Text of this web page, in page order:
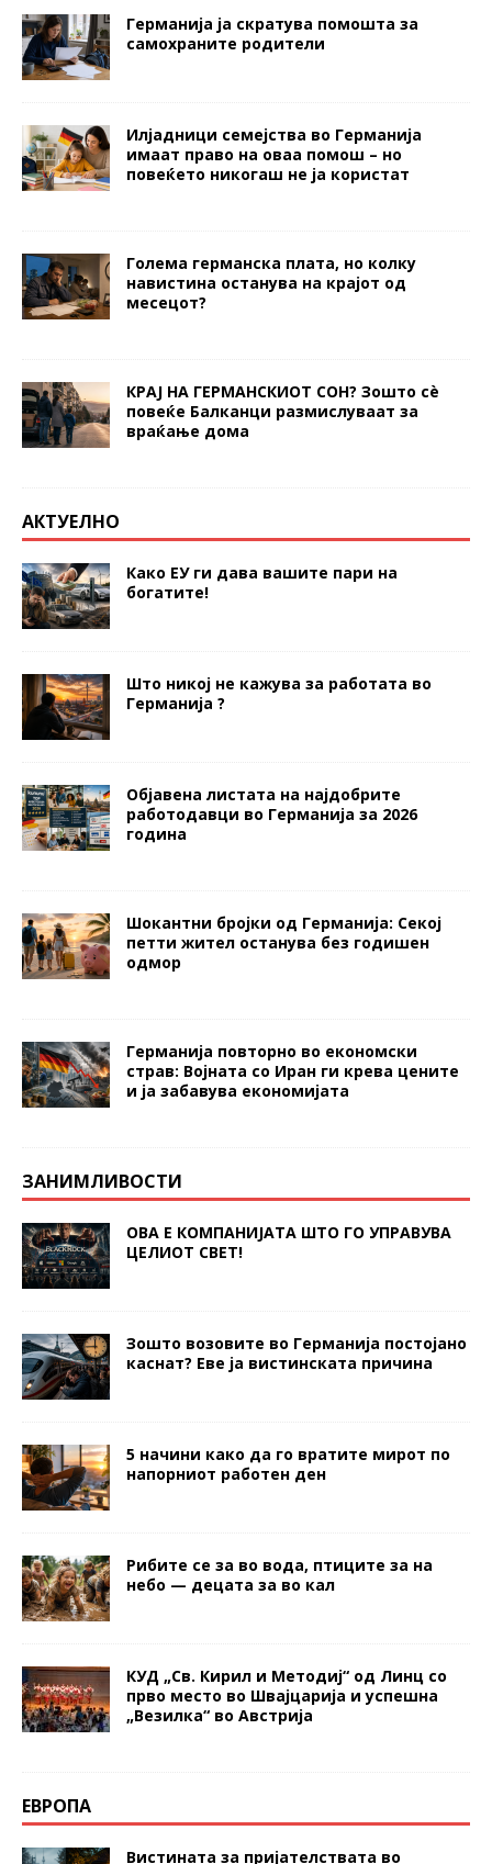
Германија ја скратува помошта за
самохраните родители
Илјадници семејства во Германија
имаат право на оваа помош – но
повеќето никогаш не ја користат
Голема германска плата, но колку
навистина останува на крајот од
месецот?
КРАЈ НА ГЕРМАНСКИОТ СОН? Зошто сè
повеќе Балканци размислуваат за
враќање дома
АКТУЕЛНО
Како ЕУ ги дава вашите пари на
богатите!
Што никој не кажува за работата во
Германија ?
Објавена листата на најдобрите
работодавци во Германија за 2026
година
Шокантни бројки од Германија: Секој
петти жител останува без годишен
одмор
Германија повторно во економски
страв: Војната со Иран ги крева цените
и ја забавува економијата
ЗАНИМЛИВОСТИ
ОВА Е КОМПАНИЈАТА ШТО ГО УПРАВУВА
ЦЕЛИОТ СВЕТ!
Зошто возовите во Германија постојано
каснат? Еве ја вистинската причина
5 начини како да го вратите мирот по
напорниот работен ден
Рибите се за во вода, птиците за на
небо — децата за во кал
КУД „Св. Кирил и Методиј“ од Линц со
прво место во Швајцарија и успешна
„Везилка“ во Австрија
ЕВРОПА
Вистината за пријателствата во